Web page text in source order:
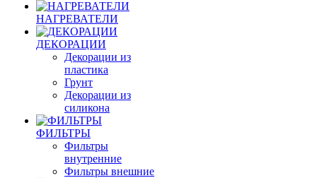
НАГРЕВАТЕЛИ
ДЕКОРАЦИИ
Декорации из
пластика
Грунт
Декорации из
силикона
ФИЛЬТРЫ
Фильтры
внутренние
Фильтры внешние